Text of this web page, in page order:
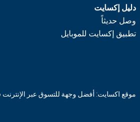
دليل إكسايت
وصل حديثاً
تطبيق إكسايت للموبايل
موقع اكسايت: أفضل وجهة للتسوق عبر